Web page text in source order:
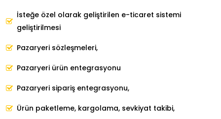
İsteğe özel olarak geliştirilen e-ticaret sistemi
geliştirilmesi
Pazaryeri sözleşmeleri,
Pazaryeri ürün entegrasyonu
Pazaryeri sipariş entegrasyonu,
Ürün paketleme, kargolama, sevkiyat takibi,